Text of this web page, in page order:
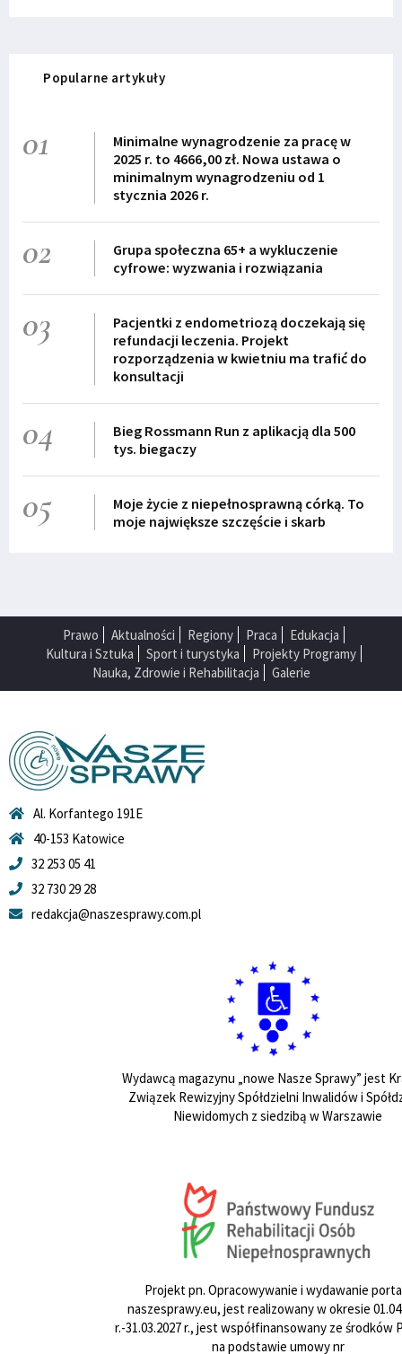
Popularne artykuły
01
Minimalne wynagrodzenie za pracę w
2025 r. to 4666,00 zł. Nowa ustawa o
minimalnym wynagrodzeniu od 1
stycznia 2026 r.
02
Grupa społeczna 65+ a wykluczenie
cyfrowe: wyzwania i rozwiązania
03
Pacjentki z endometriozą doczekają się
refundacji leczenia. Projekt
rozporządzenia w kwietniu ma trafić do
konsultacji
04
Bieg Rossmann Run z aplikacją dla 500
tys. biegaczy
05
Moje życie z niepełnosprawną córką. To
moje największe szczęście i skarb
Prawo Aktualności Regiony Praca
Edukacja
Kultura i Sztuka
Sport i turystyka
Projekty Programy
Nauka, Zdrowie i Rehabilitacja
Galerie
Al. Korfantego 191E
40-153 Katowice
32 253 05 41
32 730 29 28
redakcja@naszesprawy.com.pl
Wydawcą magazynu „nowe Nasze Sprawy” jest
Związek Rewizyjny Spółdzielni Inwalidów i
Niewidomych z siedzibą w Warszawie
Projekt pn. Opracowywanie i wydawanie
naszesprawy.eu, jest realizowany w okresie
r.-31.03.2027 r., jest współfinansowany ze środków
na podstawie umowy nr